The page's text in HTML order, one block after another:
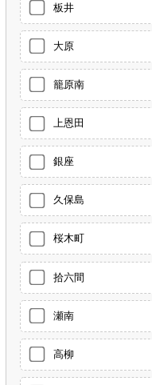
板井
大原
籠原南
上恩田
銀座
久保島
桜木町
拾六間
瀬南
高柳